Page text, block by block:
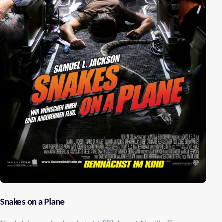
Snakes on a Plane